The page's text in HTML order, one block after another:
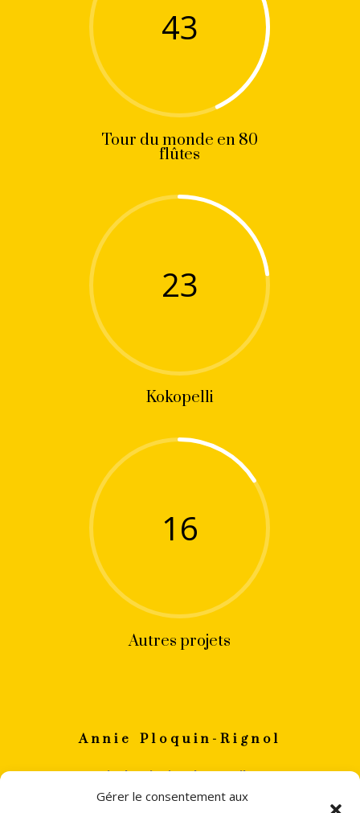
Gérer le consentement aux
43
Tour du monde en 80
flûtes
23
Kokopelli
16
Autres projets
Annie Ploquin-Rignol
annieploquin.rignol(a)gmail.com
+33 (0)6 82 06 88 32